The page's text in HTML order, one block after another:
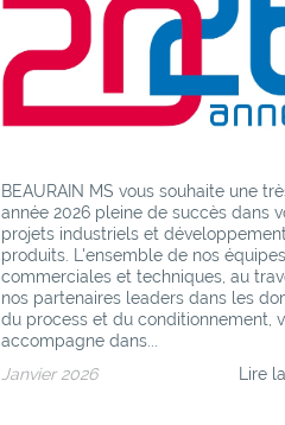
BEAURAIN MS vous souhaite une
année 2026 pleine de succès dans
projets industriels et développement
produits. L'ensemble de nos équipes
commerciales et techniques, au
nos partenaires leaders dans les
du process et du conditionnement,
accompagne dans...
Janvier 2026
Lire